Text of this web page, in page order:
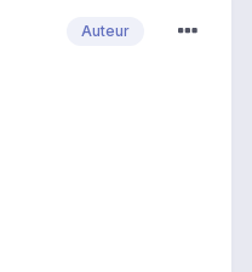
Auteur